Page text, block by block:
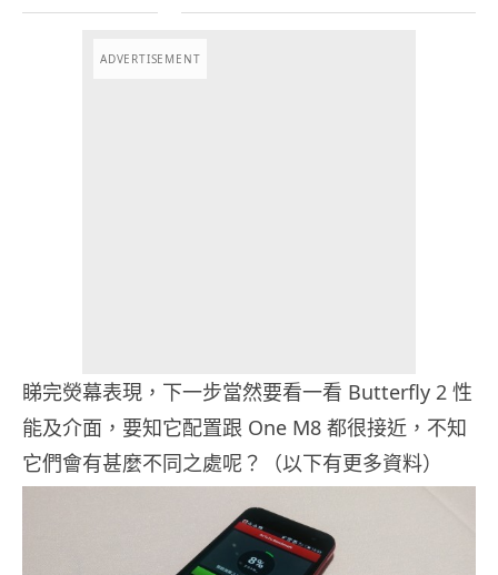
ADVERTISEMENT
睇完熒幕表現，下一步當然要看一看 Butterfly 2 性
能及介面，要知它配置跟 One M8 都很接近，不知
它們會有甚麼不同之處呢？（以下有更多資料）